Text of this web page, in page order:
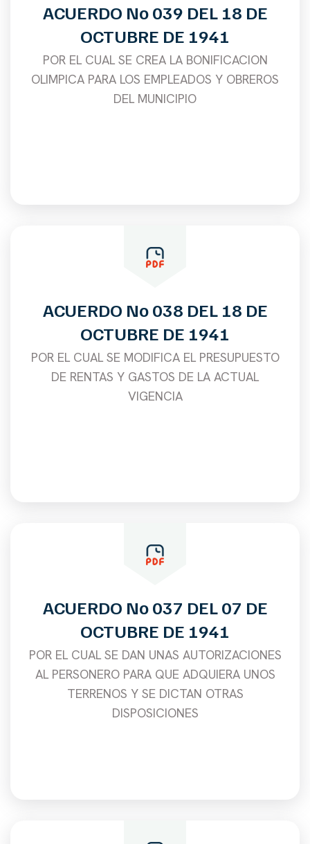
ACUERDO No 039 DEL 18 DE
OCTUBRE DE 1941
POR EL CUAL SE CREA LA BONIFICACION
OLIMPICA PARA LOS EMPLEADOS Y OBREROS
DEL MUNICIPIO
ACUERDO No 038 DEL 18 DE
OCTUBRE DE 1941
POR EL CUAL SE MODIFICA EL PRESUPUESTO
DE RENTAS Y GASTOS DE LA ACTUAL
VIGENCIA
ACUERDO No 037 DEL 07 DE
OCTUBRE DE 1941
POR EL CUAL SE DAN UNAS AUTORIZACIONES
AL PERSONERO PARA QUE ADQUIERA UNOS
TERRENOS Y SE DICTAN OTRAS
DISPOSICIONES